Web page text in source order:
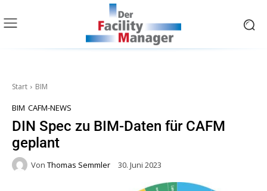
Start BIM
BIM CAFM-NEWS
DIN Spec zu BIM-Daten für CAFM
geplant
Von Thomas Semmler 30. Juni 2023